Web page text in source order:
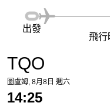
TQO
圖盧姆, 8月8日 週六
14:25
出發
飛行